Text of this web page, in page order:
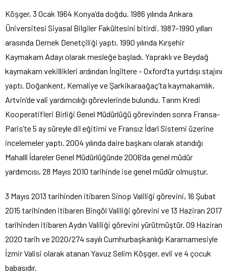
Köşger, 3 Ocak 1964 Konya’da doğdu. 1986 yılında Ankara
Üniversitesi Siyasal Bilgiler Fakültesini bitirdi. 1987–1990 yılları
arasında Dernek Denetçiliği yaptı. 1990 yılında Kırşehir
Kaymakam Adayı olarak mesleğe başladı. Yapraklı ve Beydağ
kaymakam vekillikleri ardından İngiltere – Oxford’ta yurtdışı stajını
yaptı. Doğankent, Kemaliye ve Şarkikaraağaç’ta kaymakamlık,
Artvin’de vali yardımcılığı görevlerinde bulundu. Tarım Kredi
Kooperatifleri Birliği Genel Müdürlüğü görevinden sonra Fransa-
Paris’te 5 ay süreyle dil eğitimi ve Fransız İdarî Sistemi üzerine
incelemeler yaptı. 2004 yılında daire başkanı olarak atandığı
Mahallî İdareler Genel Müdürlüğünde 2006’da genel müdür
yardımcısı, 28 Mayıs 2010 tarihinde ise genel müdür olmuştur.
3 Mayıs 2013 tarihinden itibaren Sinop Valiliği görevini, 16 Şubat
2015 tarihinden itibaren Bingöl Valiliği görevini ve 13 Haziran 2017
tarihinden itibaren Aydın Valiliği görevini yürütmüştür. 09 Haziran
2020 tarih ve 2020/274 sayılı Cumhurbaşkanlığı Kararnamesiyle
İzmir Valisi olarak atanan Yavuz Selim Köşger, evli ve 4 çocuk
babasıdır.